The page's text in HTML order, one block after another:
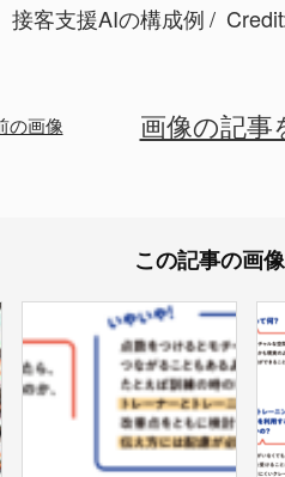
接客支援AIの構成例
の画像 画像の記事
この記事の画